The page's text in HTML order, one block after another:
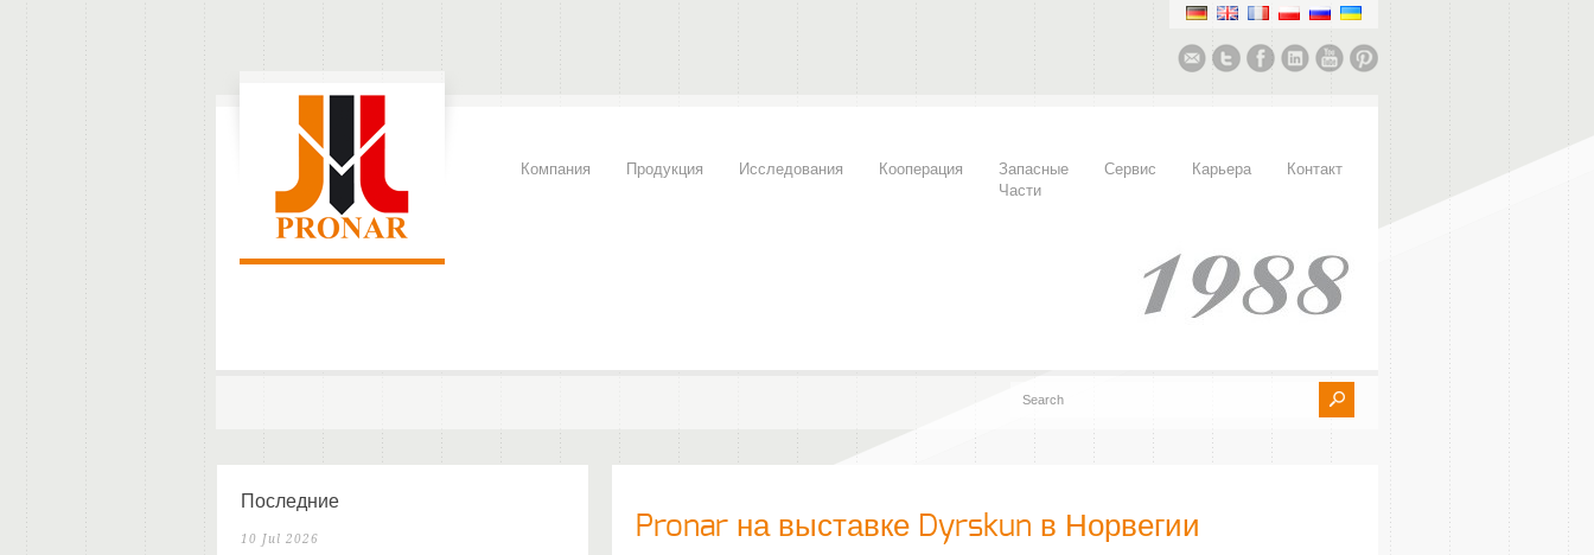
Компания Продукция Исследования Кооперация
Запасные
Части
Сервис Карьера Контакт
Pronar на выставке Dyrskun в Норвегии
Последние
10 Jul 2026